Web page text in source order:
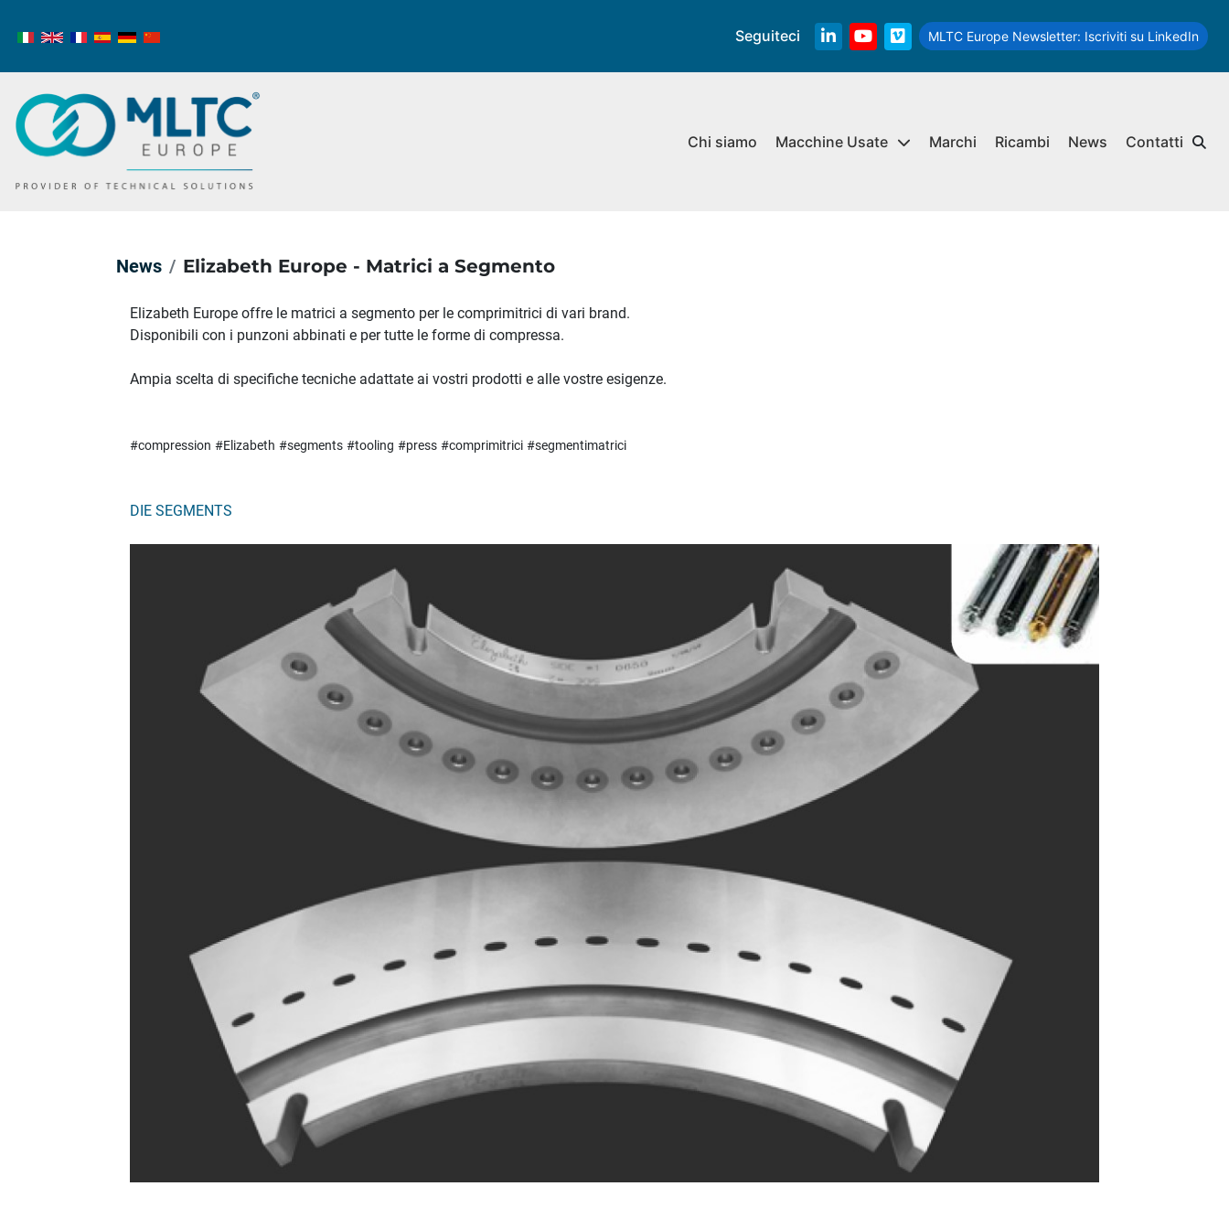
Seguiteci
linkedinyoutube
vimeo
MLTC Europe Newsletter: Iscriviti su LinkedIn
Ricambi News
Chi siamo Marchi
Macchine Usate Contatti
News Elizabeth Europe - Matrici a Segmento
Elizabeth Europe offre le matrici a segmento per le comprimitrici di vari brand.
Disponibili con i punzoni abbinati e per tutte le forme di compressa.
Ampia scelta di specifiche tecniche adattate ai vostri prodotti e alle vostre esigenze.
#compression #Elizabeth #segments #tooling #press #comprimitrici #segmentimatrici
DIE SEGMENTS